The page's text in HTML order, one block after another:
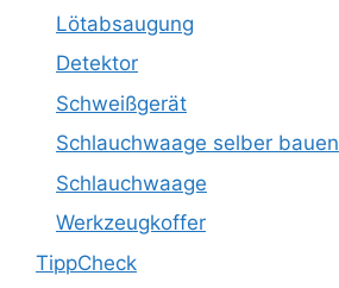
Lötabsaugung
Detektor
Schweißgerät
Schlauchwaage selber bauen
Schlauchwaage
Werkzeugkoffer
TippCheck